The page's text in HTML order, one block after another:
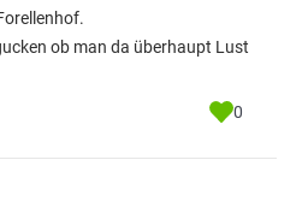
ob man da überhaupt Lust
0